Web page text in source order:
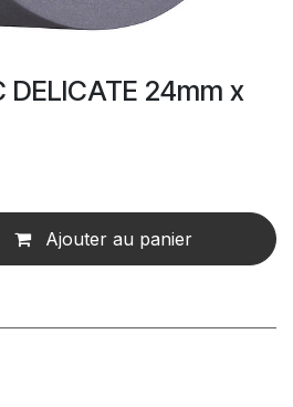
DELICATE 24mm x
Ajouter au panier